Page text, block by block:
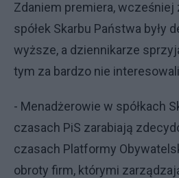
Zdaniem premiera,
spółek Skarbu Państwa były
wyższe, a dziennikarze
tym za bardzo nie
- Menadżerowie w spółkach
czasach PiS zarabiają
czasach Platformy
obroty firm, którymi